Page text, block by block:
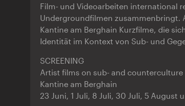
Film- und Videoarbeiten international
Undergroundfilmen zusammenbringt.
Kantine am Berghain Kurzfilme, die
Identität im Kontext von Sub- und
SCREENING
Artist films on sub- and counterculture
Kantine am Berghain
23 Juni, 1 Juli, 8 Juli, 30 Juli, 5 August